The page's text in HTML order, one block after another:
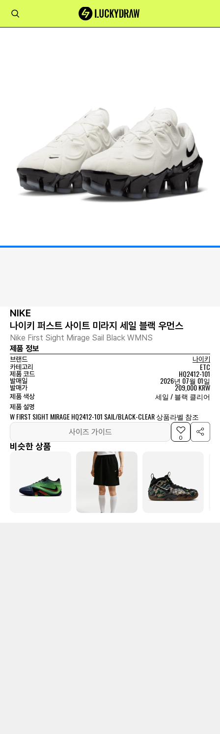
NIKE
나이키 퍼스트 사이트 미라지 세일 블랙 우먼스
Nike First Sight Mirage Sail Black WMNS
제품 정보
브랜드
나이키
카테고리
ETC
제품 코드 HQ2412-101
발매일 2026년 07월 01일
발매가 209,000 KRW
제품 색상 세일 / 블랙 클리어
제품 설명
W FIRST SIGHT MIRAGE HQ2412-101 SAIL/BLACK-CLEAR 상품라벨 참조
사이즈 가이드
0
비슷한 상품